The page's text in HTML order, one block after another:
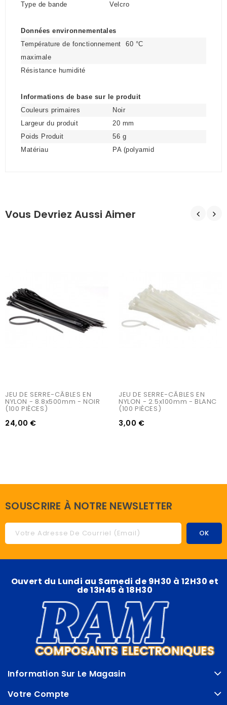
Type de bande
Velcro
Données environnementales
Température de fonctionnement
maximale
60 °C
Résistance humidité
Informations de base sur le produit
Couleurs primaires
Noir
Largeur du produit
20 mm
Poids Produit
56 g
Matériau
PA (polyamid
Vous Devriez Aussi Aimer
JEU DE SERRE-CÂBLES EN
NYLON - 8.8x500mm - NOIR
(100 PIÈCES)
24,00 €
JEU DE SERRE-CÂBLES EN
NYLON - 2.5x100mm - BLANC
(100 PIÈCES)
3,00 €
SOUSCRIRE À NOTRE NEWSLETTER
Ouvert du Lundi au Samedi de 9H30 à 12H30 et
de 13H45 à 18H30
Information Sur Le Magasin
Votre Compte